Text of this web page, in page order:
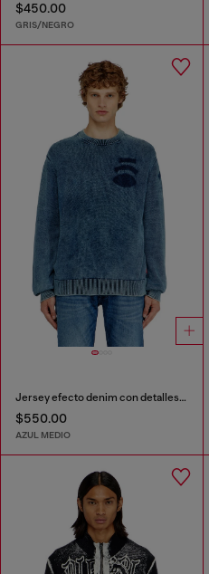
$450.00
GRIS/NEGRO
Jersey efecto denim con detalles de patch
$550.00
AZUL MEDIO